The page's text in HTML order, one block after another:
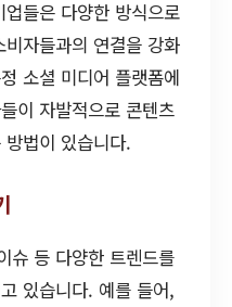
들은 다양한 방식으로
자들과의 연결을 강화
소셜 미디어 플랫폼에
이 자발적으로 콘텐츠
법이 있습니다.
슈 등 다양한 트렌드를
있습니다. 예를 들어,